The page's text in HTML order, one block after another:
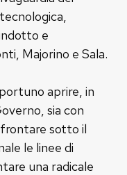
e
Majorino e Sala.
aprire, in
sia con
sotto il
le linee di
una radicale